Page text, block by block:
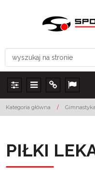
Panel Menu Info Lang
Kategoria główna / Gimnastyka
PIŁKI